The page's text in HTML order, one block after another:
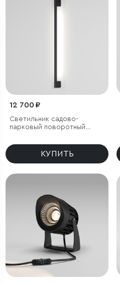
12 700 ₽
Светильник садово-
парковый поворотный
КУПИТЬ